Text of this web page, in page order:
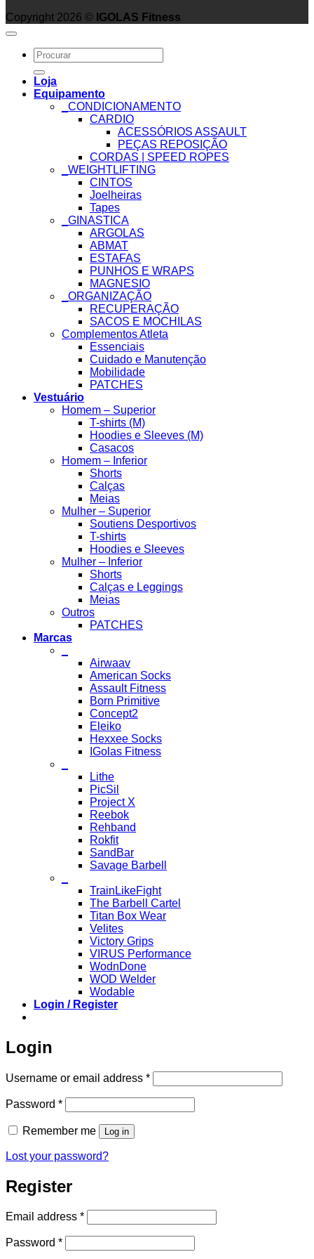
Copyright 2026 © IGOLAS Fitness
Search
for:
Loja
Equipamento
_CONDICIONAMENTO
CARDIO
ACESSÓRIOS ASSAULT
PEÇAS REPOSIÇÃO
CORDAS | SPEED ROPES
_WEIGHTLIFTING
CINTOS
Joelheiras
Tapes
_GINASTICA
ARGOLAS
ABMAT
ESTAFAS
PUNHOS E WRAPS
MAGNESIO
_ORGANIZAÇÃO
RECUPERAÇÃO
SACOS E MOCHILAS
Complementos Atleta
Essenciais
Cuidado e Manutenção
Mobilidade
PATCHES
Vestuário
Homem – Superior
T-shirts (M)
Hoodies e Sleeves (M)
Casacos
Homem – Inferior
Shorts
Calças
Meias
Mulher – Superior
Soutiens Desportivos
T-shirts
Hoodies e Sleeves
Mulher – Inferior
Shorts
Calças e Leggings
Meias
Outros
PATCHES
Marcas
Airwaav
American Socks
Assault Fitness
Born Primitive
Concept2
Eleiko
Hexxee Socks
IGolas Fitness
Lithe
PicSil
Project X
Reebok
Rehband
Rokfit
SandBar
Savage Barbell
TrainLikeFight
The Barbell Cartel
Titan Box Wear
Velites
Victory Grips
VIRUS Performance
WodnDone
WOD Welder
Wodable
Login / Register
Login
Username or email address *Required
Password *Required
Remember me Log in
Lost your password?
Register
Email address *Required
Password *Required